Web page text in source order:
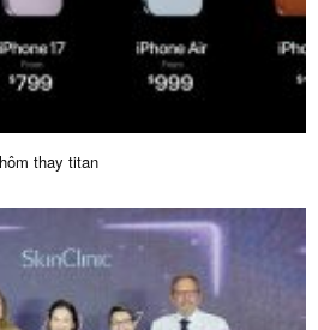
thay titan